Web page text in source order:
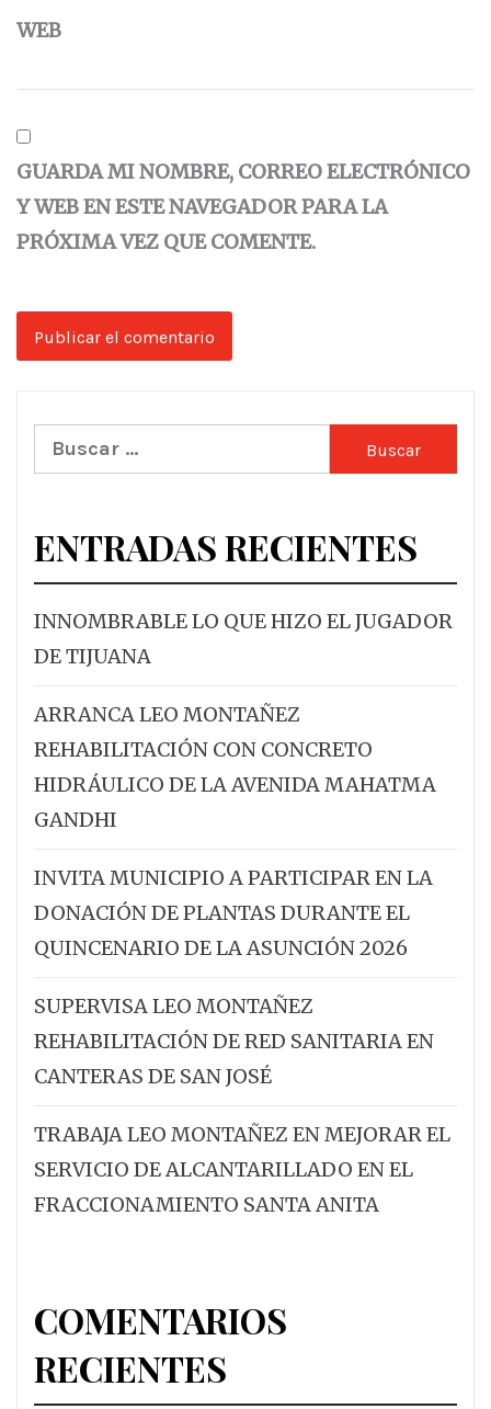
WEB
GUARDA MI NOMBRE, CORREO ELECTRÓNICO
Y WEB EN ESTE NAVEGADOR PARA LA
PRÓXIMA VEZ QUE COMENTE.
Buscar:
ENTRADAS RECIENTES
INNOMBRABLE LO QUE HIZO EL JUGADOR
DE TIJUANA
ARRANCA LEO MONTAÑEZ
REHABILITACIÓN CON CONCRETO
HIDRÁULICO DE LA AVENIDA MAHATMA
GANDHI
INVITA MUNICIPIO A PARTICIPAR EN LA
DONACIÓN DE PLANTAS DURANTE EL
QUINCENARIO DE LA ASUNCIÓN 2026
SUPERVISA LEO MONTAÑEZ
REHABILITACIÓN DE RED SANITARIA EN
CANTERAS DE SAN JOSÉ
TRABAJA LEO MONTAÑEZ EN MEJORAR EL
SERVICIO DE ALCANTARILLADO EN EL
FRACCIONAMIENTO SANTA ANITA
COMENTARIOS
RECIENTES